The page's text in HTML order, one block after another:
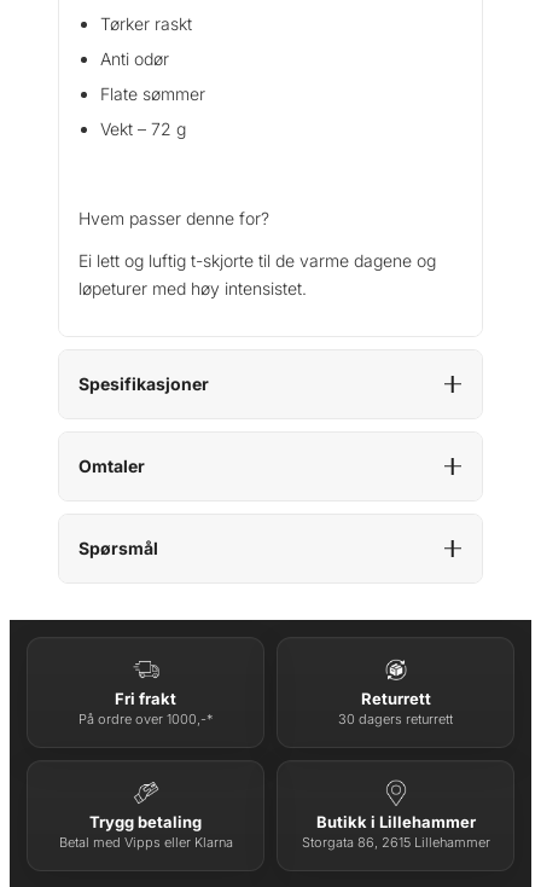
Tørker raskt
Anti odør
Flate sømmer
Vekt – 72 g
Hvem passer denne for?
Ei lett og luftig t-skjorte til de varme dagene og
løpeturer med høy intensistet.
Spesifikasjoner
Omtaler
Spørsmål
Fri frakt
På ordre over 1000,-*
Returrett
30 dagers returrett
Trygg betaling
Betal med Vipps eller Klarna
Butikk i Lillehammer
Storgata 86, 2615 Lillehammer